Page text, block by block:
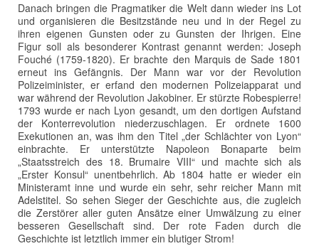
Danach bringen die Pragmatiker die Welt dann wieder ins Lot
und organisieren die Besitzstände neu und in der Regel zu
ihren eigenen Gunsten oder zu Gunsten der Ihrigen. Eine
Figur soll als besonderer Kontrast genannt werden: Joseph
Fouché (1759-1820). Er brachte den Marquis de Sade 1801
erneut ins Gefängnis. Der Mann war vor der Revolution
Polizeiminister, er erfand den modernen Polizeiapparat und
war während der Revolution Jakobiner. Er stürzte Robespierre!
1793 wurde er nach Lyon gesandt, um den dortigen Aufstand
der Konterrevolution niederzuschlagen. Er ordnete 1600
Exekutionen an, was ihm den Titel „der Schlächter von Lyon“
einbrachte. Er unterstützte Napoleon Bonaparte beim
„Staatsstreich des 18. Brumaire VIII“ und machte sich als
„Erster Konsul“ unentbehrlich. Ab 1804 hatte er wieder ein
Ministeramt inne und wurde ein sehr, sehr reicher Mann mit
Adelstitel. So sehen Sieger der Geschichte aus, die zugleich
die Zerstörer aller guten Ansätze einer Umwälzung zu einer
besseren Gesellschaft sind. Der rote Faden durch die
Geschichte ist letztlich immer ein blutiger Strom!